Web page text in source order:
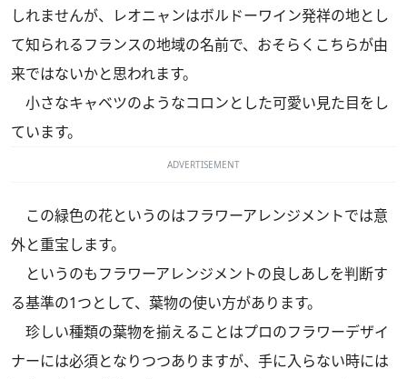
しれませんが、レオニャンはボルドーワイン発祥の地とし
て知られるフランスの地域の名前で、おそらくこちらが由
来ではないかと思われます。
小さなキャベツのようなコロンとした可愛い見た目をし
ています。
ADVERTISEMENT
この緑色の花というのはフラワーアレンジメントでは意
外と重宝します。
というのもフラワーアレンジメントの良しあしを判断す
る基準の1つとして、葉物の使い方があります。
珍しい種類の葉物を揃えることはプロのフラワーデザイ
ナーには必須となりつつありますが、手に入らない時には